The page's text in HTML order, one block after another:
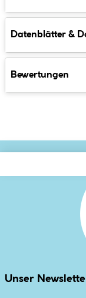
Datenblätter &
Bewertungen
Unser